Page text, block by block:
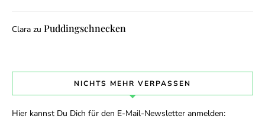
Clara zu Puddingschnecken
NICHTS MEHR VERPASSEN
Hier kannst Du Dich für den E-Mail-Newsletter anmelden: